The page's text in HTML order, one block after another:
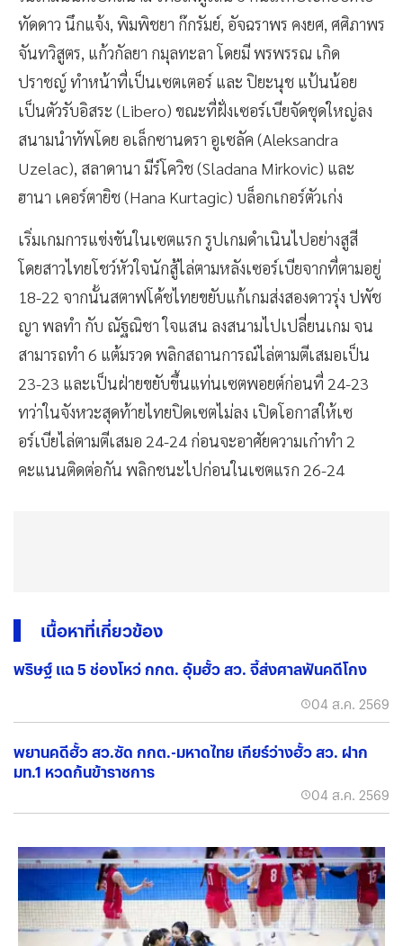
ทัดดาว นึกแจ้ง, พิมพิชยา ก๊กรัมย์, อัจฉราพร คงยศ, ศศิภาพร
จันทวิสูตร, แก้วกัลยา กมุลทะลา โดยมี พรพรรณ เกิด
ปราชญ์ ทำหน้าที่เป็นเซตเตอร์ และ ปิยะนุช แป้นน้อย
เป็นตัวรับอิสระ (Libero) ขณะที่ฝั่งเซอร์เบียจัดชุดใหญ่ลง
สนามนำทัพโดย อเล็กซานดรา อูเซลัค (Aleksandra
Uzelac), สลาดานา มีร์โควิช (Sladana Mirkovic) และ
ฮานา เคอร์ตายิช (Hana Kurtagic) บล็อกเกอร์ตัวเก่ง
เริ่มเกมการแข่งขันในเซตแรก รูปเกมดำเนินไปอย่างสูสี
โดยสาวไทยโชว์หัวใจนักสู้ไล่ตามหลังเซอร์เบียจากที่ตามอยู่
18-22 จากนั้นสตาฟโค้ชไทยขยับแก้เกมส่งสองดาวรุ่ง ปพัช
ญา พลทำ กับ ณัฐณิชา ใจแสน ลงสนามไปเปลี่ยนเกม จน
สามารถทำ 6 แต้มรวด พลิกสถานการณ์ไล่ตามตีเสมอเป็น
23-23 และเป็นฝ่ายขยับขึ้นแท่นเซตพอยต์ก่อนที่ 24-23
ทว่าในจังหวะสุดท้ายไทยปิดเซตไม่ลง เปิดโอกาสให้เซ
อร์เบียไล่ตามตีเสมอ 24-24 ก่อนจะอาศัยความเก๋าทำ 2
คะแนนติดต่อกัน พลิกชนะไปก่อนในเซตแรก 26-24
เนื้อหาที่เกี่ยวข้อง
พริษฐ์ แฉ 5 ช่องโหว่ กกต. อุ้มฮั้ว สว. จี้ส่งศาลฟันคดีโกง
04 ส.ค. 2569
พยานคดีฮั้ว สว.ซัด กกต.-มหาดไทย เกียร์ว่างฮั้ว สว. ฝาก
มท.1 หวดก้นข้าราชการ
04 ส.ค. 2569